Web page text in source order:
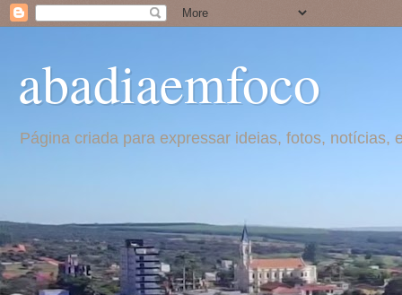
abadiaemfoco
Página criada para expressar ideias, fotos,